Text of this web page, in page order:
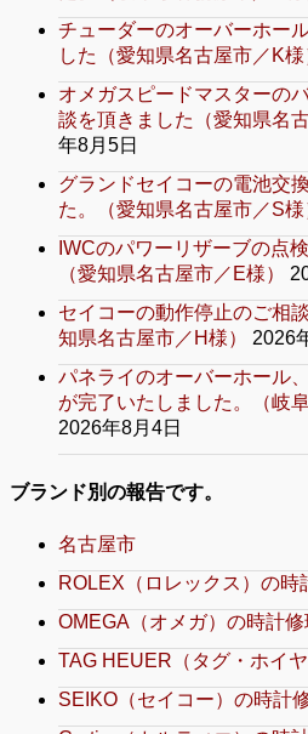
チューダーのオーバーホー
した（愛知県名古屋市／K様
オメガスピードマスターの
談を頂きました（愛知県名
年8月5日
グランドセイコーの電池交
た。（愛知県名古屋市／S様
IWCのパワーリザーブの点
（愛知県名古屋市／E様）
セイコーの動作停止のご相
知県名古屋市／H様）
2026
パネライのオーバーホール
が完了いたしました。（岐
2026年8月4日
ブランド別の報告です。
名古屋市
ROLEX（ロレックス）の時
OMEGA（オメガ）の時計修
TAG HEUER（タグ・ホイ
SEIKO（セイコー）の時計